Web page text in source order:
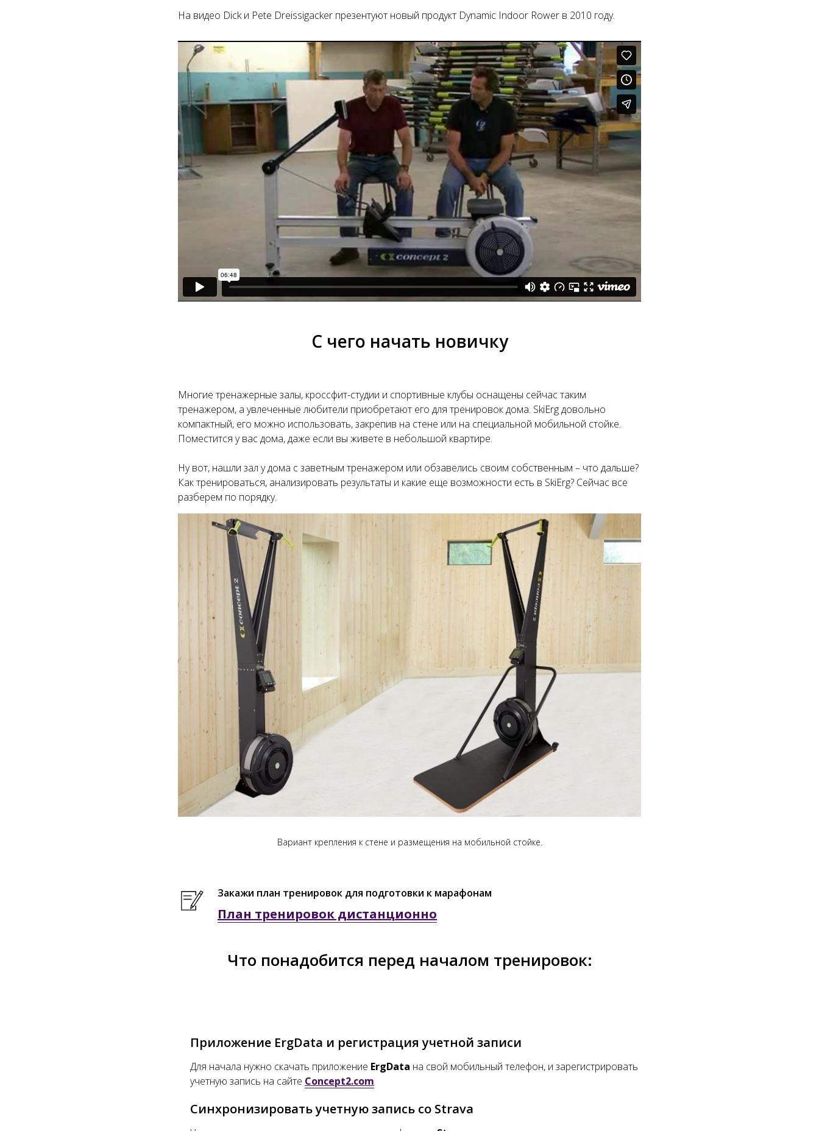
На видео Dick и Pete Dreissigacker презентуют новый продукт Dynamic Indoor Rower в 2010 году.
С чего начать новичку
Многие тренажерные залы, кроссфит-студии и спортивные клубы оснащены сейчас таким
тренажером, а увлеченные любители приобретают его для тренировок дома. SkiErg довольно
компактный, его можно использовать, закрепив на стене или на специальной мобильной стойке.
Поместится у вас дома, даже если вы живете в небольшой квартире.
Ну вот, нашли зал у дома с заветным тренажером или обзавелись своим собственным – что дальше?
Как тренироваться, анализировать результаты и какие еще возможности есть в SkiErg? Сейчас все
разберем по порядку.
Вариант крепления к стене и размещения на мобильной стойке.
Закажи план тренировок для подготовки к марафонам
План тренировок дистанционно
Что понадобится перед началом тренировок:
Приложение ErgData и регистрация учетной записи
Для начала нужно скачать приложение ErgData на свой мобильный телефон, и зарегистрировать
учетную запись на сайте Concept2.com
Синхронизировать учетную запись со Strava